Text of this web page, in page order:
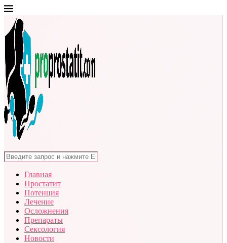
Главная
Простатит
Потенция
Лечение
Осложнения
Препараты
Сексология
Новости